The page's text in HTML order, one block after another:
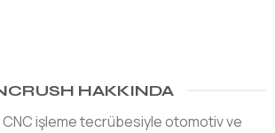
HAKKINDA
CNC işleme tecrübesiyle otomotiv ve